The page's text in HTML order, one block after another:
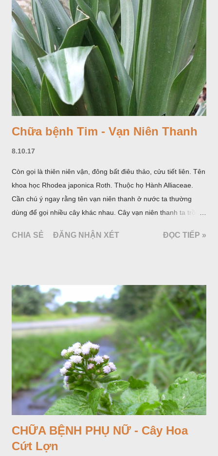
Chữa bệnh Tim - Vạn Niên Thanh
8.10.17
Còn gọi là thiên niên vận, đông bất điêu thảo, cửu tiết liên. Tên
khoa học Rhodea japonica Roth. Thuộc họ Hành Alliaceae.
Cần chú ý ngay rằng tên vạn niên thanh ở nước ta thường
dùng để gọi nhiều cây khác nhau. Cây vạn niên thanh ta trồng
Araceae. Còn cây vạn niên thanh giới thiệu ở đây thuộc họ
CHIA SẺ ĐĂNG NHẬN XÉT ĐỌC TIẾP »
CHỮA BỆNH PHỤ NỮ - Cây Hoa
Cứt Lợn